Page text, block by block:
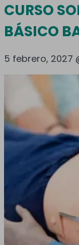
CURSO
BÁSICO
5 febrero, 2027